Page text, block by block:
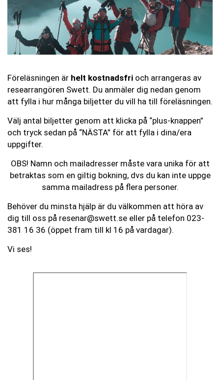
Föreläsningen är helt kostnadsfri och arrangeras av
researrangören Swett. Du anmäler dig nedan genom
att fylla i hur många biljetter du vill ha till föreläsningen.
Välj antal biljetter genom att klicka på “plus-knappen”
och tryck sedan på “NÄSTA” för att fylla i dina/era
uppgifter.
OBS! Namn och mailadresser måste vara unika för att
betraktas som en giltig bokning, dvs du kan inte uppge
samma mailadress på flera personer.
Behöver du minsta hjälp är du välkommen att höra av
dig till oss på resenar@swett.se eller på telefon 023-
381 16 36 (öppet fram till kl 16 på vardagar).
Vi ses!